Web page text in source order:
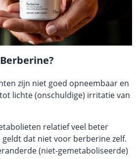
zijn niet goed opneembaar en
lichte (onschuldige) irritatie van
relatief veel beter
dat niet voor berberine zelf.
(niet-gemetaboliseerde)